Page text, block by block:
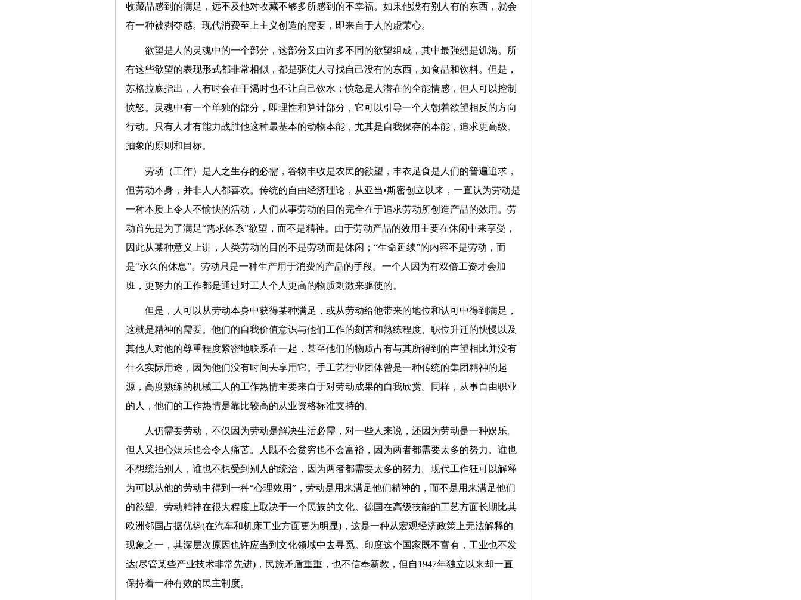
收藏品感到的满足，远不及他对收藏不够多所感到的不幸福。如果他没有别人有的东西，就会
有一种被剥夺感。现代消费至上主义创造的需要，即来自于人的虚荣心。
欲望是人的灵魂中的一个部分，这部分又由许多不同的欲望组成，其中最强烈是饥渴。所
有这些欲望的表现形式都非常相似，都是驱使人寻找自己没有的东西，如食品和饮料。但是，
苏格拉底指出，人有时会在干渴时也不让自己饮水；愤怒是人潜在的全能情感，但人可以控制
愤怒。灵魂中有一个单独的部分，即理性和算计部分，它可以引导一个人朝着欲望相反的方向
行动。只有人才有能力战胜他这种最基本的动物本能，尤其是自我保存的本能，追求更高级、
抽象的原则和目标。
劳动（工作）是人之生存的必需，谷物丰收是农民的欲望，丰衣足食是人们的普遍追求，
但劳动本身，并非人人都喜欢。传统的自由经济理论，从亚当•斯密创立以来，一直认为劳动是
一种本质上令人不愉快的活动，人们从事劳动的目的完全在于追求劳动所创造产品的效用。劳
动首先是为了满足“需求体系”欲望，而不是精神。由于劳动产品的效用主要在休闲中来享受，
因此从某种意义上讲，人类劳动的目的不是劳动而是休闲；“生命延续”的内容不是劳动，而
是“永久的休息”。劳动只是一种生产用于消费的产品的手段。一个人因为有双倍工资才会加
班，更努力的工作都是通过对工人个人更高的物质刺激来驱使的。
但是，人可以从劳动本身中获得某种满足，或从劳动给他带来的地位和认可中得到满足，
这就是精神的需要。他们的自我价值意识与他们工作的刻苦和熟练程度、职位升迁的快慢以及
其他人对他的尊重程度紧密地联系在一起，甚至他们的物质占有与其所得到的声望相比并没有
什么实际用途，因为他们没有时间去享用它。手工艺行业团体曾是一种传统的集团精神的起
源，高度熟练的机械工人的工作热情主要来自于对劳动成果的自我欣赏。同样，从事自由职业
的人，他们的工作热情是靠比较高的从业资格标准支持的。
人仍需要劳动，不仅因为劳动是解决生活必需，对一些人来说，还因为劳动是一种娱乐。
但人又担心娱乐也会令人痛苦。人既不会贫穷也不会富裕，因为两者都需要太多的努力。谁也
不想统治别人，谁也不想受到别人的统治，因为两者都需要太多的努力。现代工作狂可以解释
为可以从他的劳动中得到一种“心理效用”，劳动是用来满足他们精神的，而不是用来满足他们
的欲望。劳动精神在很大程度上取决于一个民族的文化。德国在高级技能的工艺方面长期比其
欧洲邻国占据优势(在汽车和机床工业方面更为明显)，这是一种从宏观经济政策上无法解释的
现象之一，其深层次原因也许应当到文化领域中去寻觅。印度这个国家既不富有，工业也不发
达(尽管某些产业技术非常先进)，民族矛盾重重，也不信奉新教，但自1947年独立以来却一直
保持着一种有效的民主制度。